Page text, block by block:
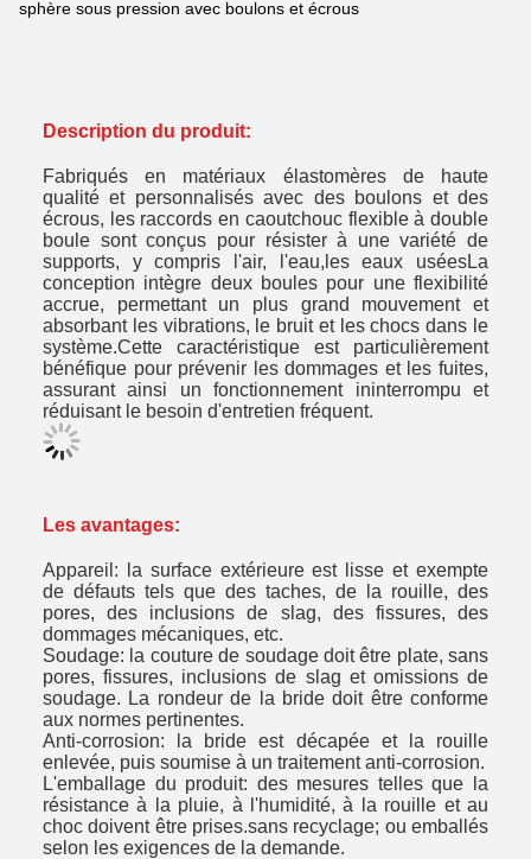
sphère sous pression avec boulons et écrous
Description du produit:
Fabriqués en matériaux élastomères de haute
qualité et personnalisés avec des boulons et des
écrous, les raccords en caoutchouc flexible à double
boule sont conçus pour résister à une variété de
supports, y compris l'air, l'eau,les eaux uséesLa
conception intègre deux boules pour une flexibilité
accrue, permettant un plus grand mouvement et
absorbant les vibrations, le bruit et les chocs dans le
système.Cette caractéristique est particulièrement
bénéfique pour prévenir les dommages et les fuites,
assurant ainsi un fonctionnement ininterrompu et
réduisant le besoin d'entretien fréquent.
Les avantages:
Appareil: la surface extérieure est lisse et exempte
de défauts tels que des taches, de la rouille, des
pores, des inclusions de slag, des fissures, des
dommages mécaniques, etc.
Soudage: la couture de soudage doit être plate, sans
pores, fissures, inclusions de slag et omissions de
soudage. La rondeur de la bride doit être conforme
aux normes pertinentes.
Anti-corrosion: la bride est décapée et la rouille
enlevée, puis soumise à un traitement anti-corrosion.
L'emballage du produit: des mesures telles que la
résistance à la pluie, à l'humidité, à la rouille et au
choc doivent être prises.sans recyclage; ou emballés
selon les exigences de la demande.